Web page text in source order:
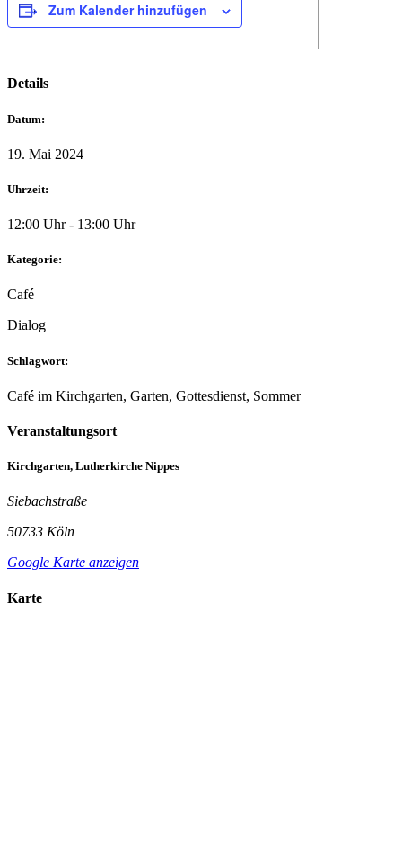
Zum Kalender hinzufügen
Details
Datum:
19. Mai 2024
Uhrzeit:
12:00 Uhr - 13:00 Uhr
Kategorie:
Café
Dialog
Schlagwort:
Café im Kirchgarten, Garten, Gottesdienst, Sommer
Veranstaltungsort
Kirchgarten, Lutherkirche Nippes
Siebachstraße
50733 Köln
Google Karte anzeigen
Karte